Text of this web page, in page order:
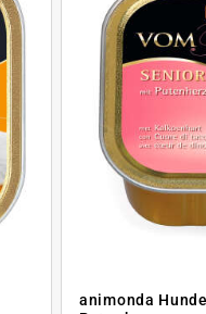
animonda